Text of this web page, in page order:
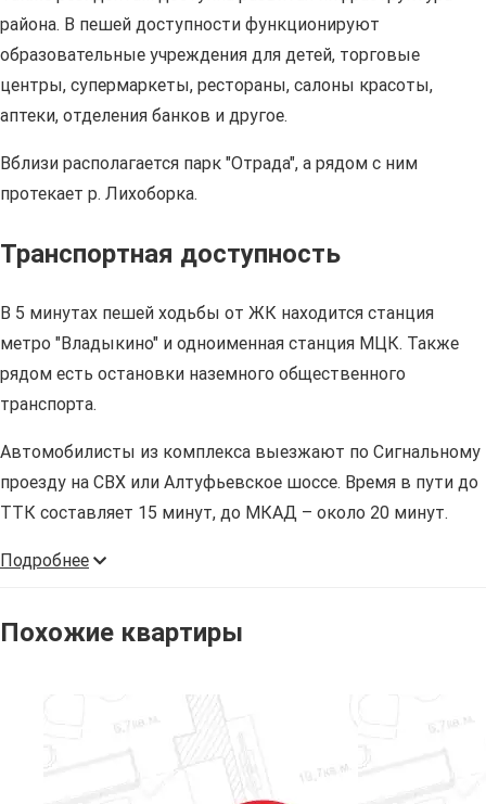
района. В пешей доступности функционируют
образовательные учреждения для детей, торговые
центры, супермаркеты, рестораны, салоны красоты,
аптеки, отделения банков и другое.
Вблизи располагается парк "Отрада", а рядом с ним
протекает р. Лихоборка.
Транспортная доступность
В 5 минутах пешей ходьбы от ЖК находится станция
метро "Владыкино" и одноименная станция МЦК. Также
рядом есть остановки наземного общественного
транспорта.
Автомобилисты из комплекса выезжают по Сигнальному
проезду на СВХ или Алтуфьевское шоссе. Время в пути до
ТТК составляет 15 минут, до МКАД – около 20 минут.
Подробнее
Похожие квартиры